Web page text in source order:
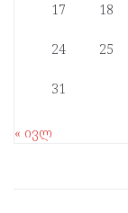
17 18
24 25
31
« ივლ